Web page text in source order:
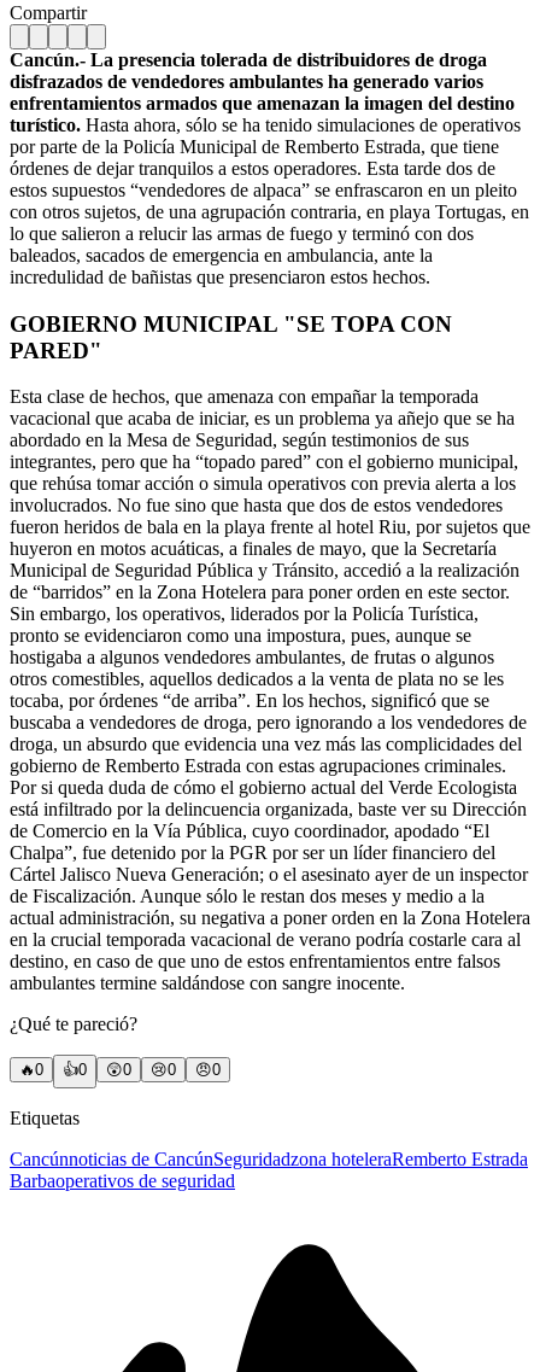
Compartir
Cancún.- La presencia tolerada de distribuidores de droga
disfrazados de vendedores ambulantes ha generado varios
enfrentamientos armados que amenazan la imagen del destino
turístico. Hasta ahora, sólo se ha tenido simulaciones de operativos
por parte de la Policía Municipal de Remberto Estrada, que tiene
órdenes de dejar tranquilos a estos operadores. Esta tarde dos de
estos supuestos “vendedores de alpaca” se enfrascaron en un pleito
con otros sujetos, de una agrupación contraria, en playa Tortugas, en
lo que salieron a relucir las armas de fuego y terminó con dos
baleados, sacados de emergencia en ambulancia, ante la
incredulidad de bañistas que presenciaron estos hechos.
GOBIERNO MUNICIPAL "SE TOPA CON
PARED"
Esta clase de hechos, que amenaza con empañar la temporada
vacacional que acaba de iniciar, es un problema ya añejo que se ha
abordado en la Mesa de Seguridad, según testimonios de sus
integrantes, pero que ha “topado pared” con el gobierno municipal,
que rehúsa tomar acción o simula operativos con previa alerta a los
involucrados. No fue sino que hasta que dos de estos vendedores
fueron heridos de bala en la playa frente al hotel Riu, por sujetos que
huyeron en motos acuáticas, a finales de mayo, que la Secretaría
Municipal de Seguridad Pública y Tránsito, accedió a la realización
de “barridos” en la Zona Hotelera para poner orden en este sector.
Sin embargo, los operativos, liderados por la Policía Turística,
pronto se evidenciaron como una impostura, pues, aunque se
hostigaba a algunos vendedores ambulantes, de frutas o algunos
otros comestibles, aquellos dedicados a la venta de plata no se les
tocaba, por órdenes “de arriba”. En los hechos, significó que se
buscaba a vendedores de droga, pero ignorando a los vendedores de
droga, un absurdo que evidencia una vez más las complicidades del
gobierno de Remberto Estrada con estas agrupaciones criminales.
Por si queda duda de cómo el gobierno actual del Verde Ecologista
está infiltrado por la delincuencia organizada, baste ver su Dirección
de Comercio en la Vía Pública, cuyo coordinador, apodado “El
Chalpa”, fue detenido por la PGR por ser un líder financiero del
Cártel Jalisco Nueva Generación; o el asesinato ayer de un inspector
de Fiscalización. Aunque sólo le restan dos meses y medio a la
actual administración, su negativa a poner orden en la Zona Hotelera
en la crucial temporada vacacional de verano podría costarle cara al
destino, en caso de que uno de estos enfrentamientos entre falsos
ambulantes termine saldándose con sangre inocente.
¿Qué te pareció?
🔥0 👍0 😲0 😢0 😠0
Etiquetas
Cancúnnoticias de CancúnSeguridadzona hoteleraRemberto Estrada
Barbaoperativos de seguridad